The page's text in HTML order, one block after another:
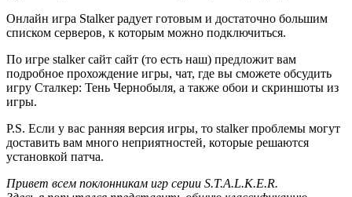
Онлайн игра Stalker радует готовым и достаточно большим
списком серверов, к которым можно подключиться.
По игре stalker сайт сайт (то есть наш) предложит вам
подробное прохождение игры, чат, где вы сможете обсудить
игру Сталкер: Тень Чернобыля, а также обои и скриншоты из
игры.
P.S. Если у вас ранняя версия игры, то stalker проблемы могут
доставить вам много неприятностей, которые решаются
установкой патча.
Привет всем поклонникам игр серии S.T.A.L.K.E.R.